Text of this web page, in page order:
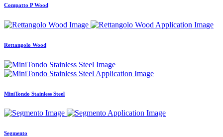
Compatto P Wood
Rettangolo Wood
MiniTondo Stainless Steel
Segmento